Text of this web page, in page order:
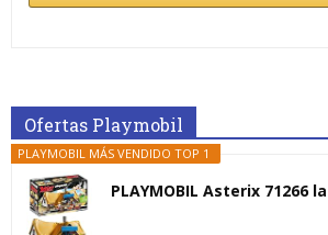
Ofertas Playmobil
PLAYMOBIL MÁS VENDIDO TOP 1
PLAYMOBIL Asterix 71266